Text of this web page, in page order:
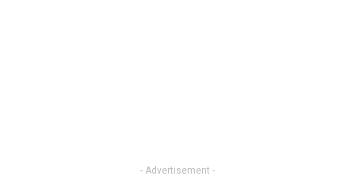
- Advertisement -